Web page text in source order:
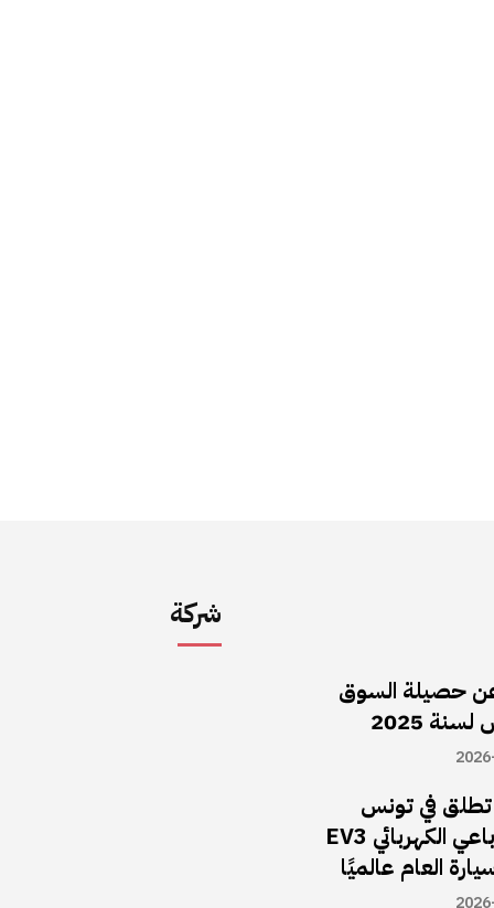
شركة
حصيلة السوق
2025
تطلق في تونس
سيارة الـدفع الرباعي الكهربائي EV3
العام عالميًا